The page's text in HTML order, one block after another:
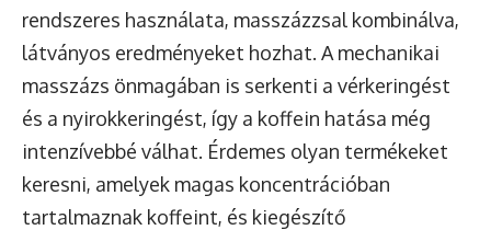
rendszeres használata, masszázzsal kombinálva,
látványos eredményeket hozhat. A mechanikai
masszázs önmagában is serkenti a vérkeringést
és a nyirokkeringést, így a koffein hatása még
intenzívebbé válhat. Érdemes olyan termékeket
keresni, amelyek magas koncentrációban
tartalmaznak koffeint, és kiegészítő